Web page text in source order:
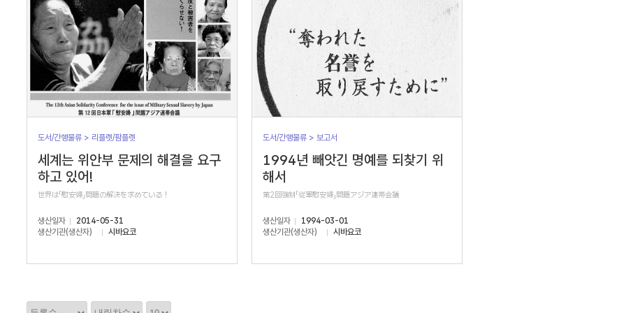
도서/간행물류 > 리플렛/팜플렛
세계는 위안부 문제의 해결을 요구
하고 있어!
世界は「慰安婦」問題の解決を求めている！
생산일자
2014-05-31
생산기관(생산자)
시바요코
도서/간행물류 > 보고서
1994년 빼앗긴 명예를 되찾기 위
해서
第2回強制「従軍慰安婦」問題アジア連帯会議
생산일자
1994-03-01
생산기관(생산자)
시바요코
정
정
정